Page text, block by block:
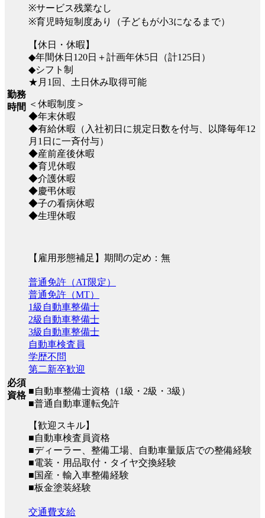
勤務
時間
※サービス残業なし
※育児時短制度あり（子どもが小3になるまで）
【休日・休暇】
◆年間休日120日＋計画年休5日（計125日）
◆シフト制
★月1回、土日休み取得可能
＜休暇制度＞
◆年末休暇
◆有給休暇（入社初日に規定日数を付与、以降毎年12
月1日に一斉付与）
◆産前産後休暇
◆育児休暇
◆介護休暇
◆慶弔休暇
◆子の看病休暇
◆生理休暇
【雇用形態補足】期間の定め：無
必須
資格
普通免許（AT限定）
普通免許（MT）
1級自動車整備士
2級自動車整備士
3級自動車整備士
自動車検査員
学歴不問
第二新卒歓迎
■自動車整備士資格（1級・2級・3級）
■普通自動車運転免許
【歓迎スキル】
■自動車検査員資格
■ディーラー、整備工場、自動車量販店での整備経験
■電装・用品取付・タイヤ交換経験
■国産・輸入車整備経験
■板金塗装経験
交通費支給